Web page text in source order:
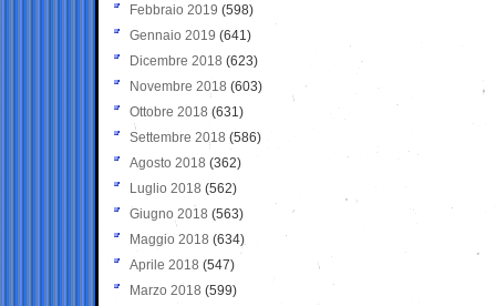
Febbraio 2019 (598)
Gennaio 2019 (641)
Dicembre 2018 (623)
Novembre 2018 (603)
Ottobre 2018 (631)
Settembre 2018 (586)
Agosto 2018 (362)
Luglio 2018 (562)
Giugno 2018 (563)
Maggio 2018 (634)
Aprile 2018 (547)
Marzo 2018 (599)